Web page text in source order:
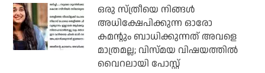
ഒരു സ്ത്രീയെ നിങ്ങള്‍
അധിക്ഷേപിക്കുന്ന ഓരോ
കമന്റും ബാധിക്കുന്നത് അവളെ
മാത്രമല്ല; വിസ്മയ വിഷയത്തില്‍
വൈറലായി പോസ്റ്റ്